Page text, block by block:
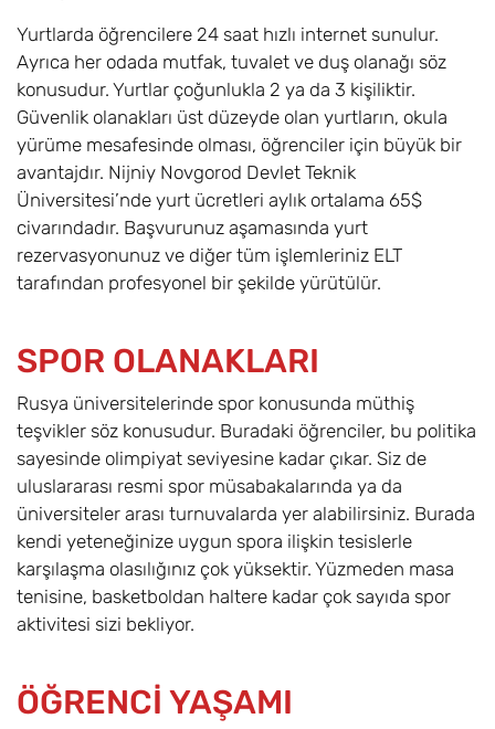
Yurtlarda öğrencilere 24 saat hızlı internet sunulur.
Ayrıca her odada mutfak, tuvalet ve duş olanağı söz
konusudur. Yurtlar çoğunlukla 2 ya da 3 kişiliktir.
Güvenlik olanakları üst düzeyde olan yurtların, okula
yürüme mesafesinde olması, öğrenciler için büyük bir
avantajdır. Nijniy Novgorod Devlet Teknik
Üniversitesi’nde yurt ücretleri aylık ortalama 65$
civarındadır. Başvurunuz aşamasında yurt
rezervasyonunuz ve diğer tüm işlemleriniz ELT
tarafından profesyonel bir şekilde yürütülür.
SPOR OLANAKLARI
Rusya üniversitelerinde spor konusunda müthiş
teşvikler söz konusudur. Buradaki öğrenciler, bu politika
sayesinde olimpiyat seviyesine kadar çıkar. Siz de
uluslararası resmi spor müsabakalarında ya da
üniversiteler arası turnuvalarda yer alabilirsiniz. Burada
kendi yeteneğinize uygun spora ilişkin tesislerle
karşılaşma olasılığınız çok yüksektir. Yüzmeden masa
tenisine, basketboldan haltere kadar çok sayıda spor
aktivitesi sizi bekliyor.
ÖĞRENCİ YAŞAMI